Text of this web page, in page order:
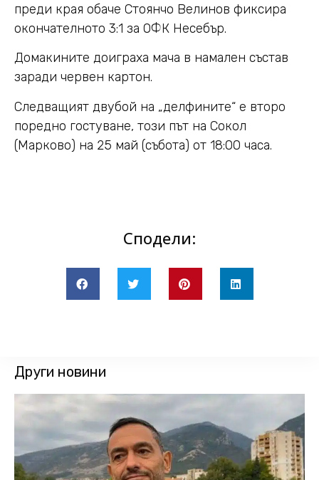
преди края обаче Стоянчо Велинов фиксира
окончателното 3:1 за ОФК Несебър.
Домакините доиграха мача в намален състав
заради червен картон.
Следващият двубой на „делфините“ е второ
поредно гостуване, този път на Сокол
(Марково) на 25 май (събота) от 18:00 часа.
Сподели:
Други новини